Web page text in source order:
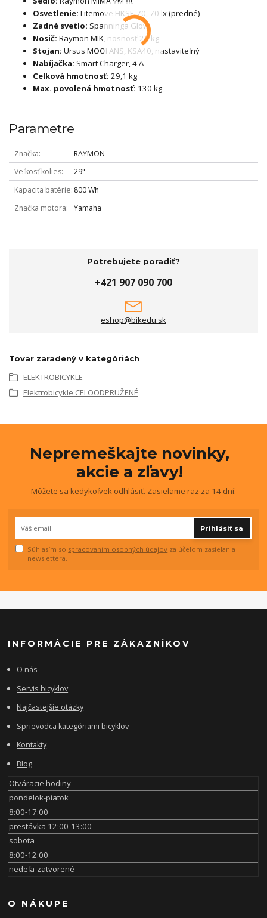
Osvetlenie: Litemove HKSE-70, 70 lx (predné)
Zadné svetlo: Spanninga Glow
Nosič: Raymon MIK, nosnosť 25 kg
Stojan: Ursus MOOI ANS, KSA40, nastaviteľný
Nabíjačka: Smart Charger, 4 A
Celková hmotnosť: 29,1 kg
Max. povolená hmotnosť: 130 kg
Parametre
Značka
RAYMON
Veľkosť kolies
29"
Kapacita batérie 800 Wh
Značka motora
Yamaha
Potrebujete poradiť?
+421 907 090 700
eshop@bikedu.sk
Tovar zaradený v kategóriách
ELEKTROBICYKLE
Elektrobicykle CELOODPRUŽENÉ
Nepremeškajte novinky,
akcie a zľavy!
Môžete sa kedykoľvek odhlásiť. Zasielame raz za 14 dní.
Prihlásiť sa
Súhlasím so spracovaním osobných údajov za účelom zasielania
newslettera.
INFORMÁCIE PRE ZÁKAZNÍKOV
O nás
Servis bicyklov
Najčastejšie otázky
Sprievodca kategóriami bicyklov
Kontakty
Blog
Otváracie hodiny
pondelok-piatok
8:00-17:00
prestávka 12:00-13:00
sobota
8:00-12:00
nedeľa-zatvorené
O NÁKUPE